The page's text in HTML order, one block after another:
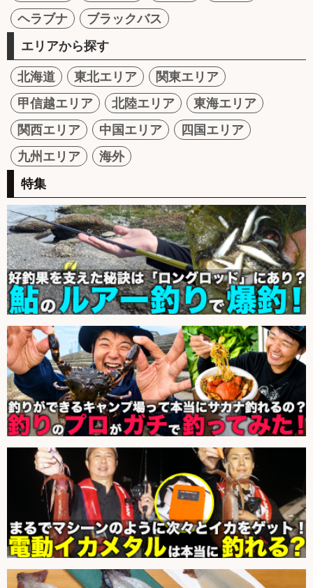
ヘラブナ
ブラックバス
エリアから探す
北海道 東北エリア
関東エリア
甲信越エリア
北陸エリア
東海エリア
関西エリア
中国エリア
四国エリア
九州エリア
海外
特集